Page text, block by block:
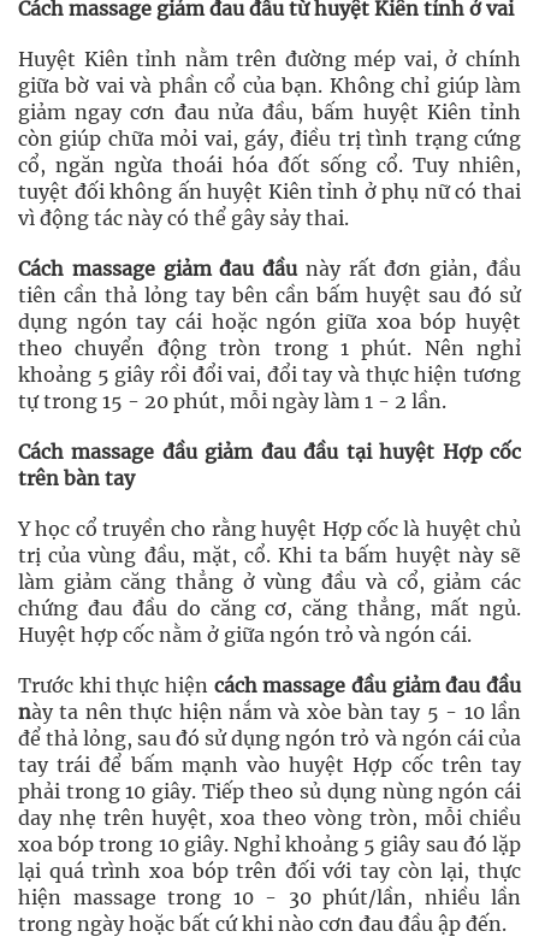
Cách massage giảm đau đầu từ huyệt Kiên tỉnh ở vai
Huyệt Kiên tỉnh nằm trên đường mép vai, ở chính
giữa bờ vai và phần cổ của bạn. Không chỉ giúp làm
giảm ngay cơn đau nửa đầu, bấm huyệt Kiên tỉnh
còn giúp chữa mỏi vai, gáy, điều trị tình trạng cứng
cổ, ngăn ngừa thoái hóa đốt sống cổ. Tuy nhiên,
tuyệt đối không ấn huyệt Kiên tỉnh ở phụ nữ có thai
vì động tác này có thể gây sảy thai.
Cách massage giảm đau đầu này rất đơn giản, đầu
tiên cần thả lỏng tay bên cần bấm huyệt sau đó sử
dụng ngón tay cái hoặc ngón giữa xoa bóp huyệt
theo chuyển động tròn trong 1 phút. Nên nghỉ
khoảng 5 giây rồi đổi vai, đổi tay và thực hiện tương
tự trong 15 - 20 phút, mỗi ngày làm 1 - 2 lần.
Cách massage đầu giảm đau đầu tại huyệt Hợp cốc
trên bàn tay
Y học cổ truyền cho rằng huyệt Hợp cốc là huyệt chủ
trị của vùng đầu, mặt, cổ. Khi ta bấm huyệt này sẽ
làm giảm căng thẳng ở vùng đầu và cổ, giảm các
chứng đau đầu do căng cơ, căng thẳng, mất ngủ.
Huyệt hợp cốc nằm ở giữa ngón trỏ và ngón cái.
Trước khi thực hiện cách massage đầu giảm đau đầu
này ta nên thực hiện nắm và xòe bàn tay 5 - 10 lần
để thả lỏng, sau đó sử dụng ngón trỏ và ngón cái của
tay trái để bấm mạnh vào huyệt Hợp cốc trên tay
phải trong 10 giây. Tiếp theo sủ dụng nùng ngón cái
day nhẹ trên huyệt, xoa theo vòng tròn, mỗi chiều
xoa bóp trong 10 giây. Nghỉ khoảng 5 giây sau đó lặp
lại quá trình xoa bóp trên đối với tay còn lại, thực
hiện massage trong 10 - 30 phút/lần, nhiều lần
trong ngày hoặc bất cứ khi nào cơn đau đầu ập đến.